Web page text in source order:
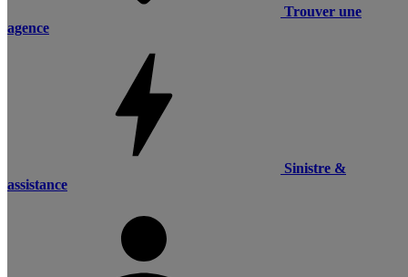
Trouver une
agence
Sinistre &
assistance